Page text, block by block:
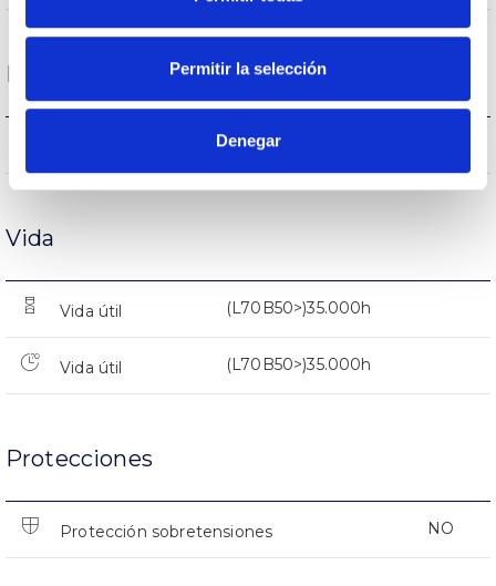
Permitir la selección
Denegar
Rendimiento
Vida
Vida útil (L70B50>)35.000h
Vida útil (L70B50>)35.000h
Protecciones
Protección sobretensiones NO